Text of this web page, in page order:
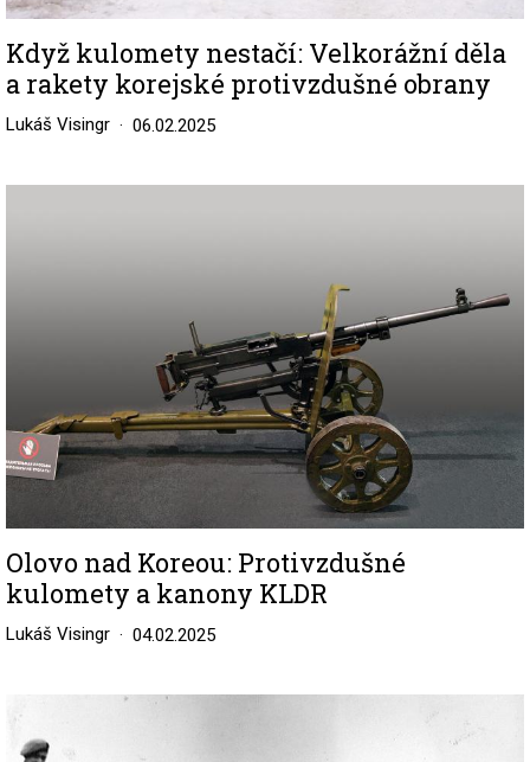
Když kulomety nestačí: Velkorážní děla
a rakety korejské protivzdušné obrany
Lukáš Visingr 06.02.2025
Olovo nad Koreou: Protivzdušné
kulomety a kanony KLDR
Lukáš Visingr 04.02.2025
Image